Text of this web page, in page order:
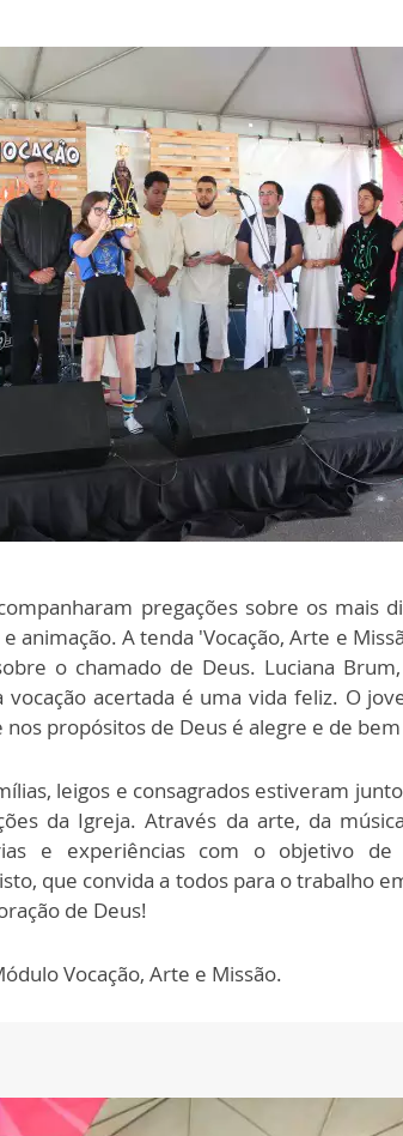
pregações sobre os mais
animação. A tenda 'Vocação, Arte e
o chamado de Deus. Luciana
acertada é uma vida feliz. O
propósitos de Deus é alegre e de
leigos e consagrados estiveram
da Igreja. Através da arte, da
e experiências com o objetivo
que convida a todos para o trabalho
de Deus!
Vocação, Arte e Missão.